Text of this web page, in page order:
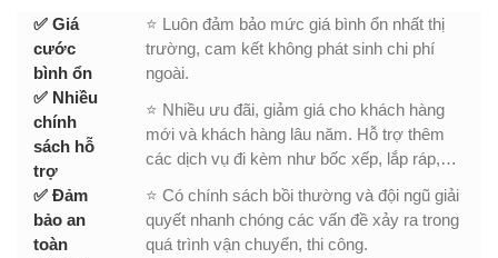
✅ Giá
cước
bình ổn
⭐ Luôn đảm bảo mức giá bình ổn nhất thị
trường, cam kết không phát sinh chi phí
ngoài.
✅ Nhiều
chính
sách hỗ
trợ
⭐ Nhiều ưu đãi, giảm giá cho khách hàng
mới và khách hàng lâu năm. Hỗ trợ thêm
các dịch vụ đi kèm như bốc xếp, lắp ráp,…
✅ Đảm
bảo an
toàn
⭐ Có chính sách bồi thường và đội ngũ giải
quyết nhanh chóng các vấn đề xảy ra trong
quá trình vận chuyển, thi công.